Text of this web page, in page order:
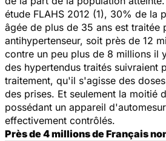
étude FLAHS 2012 (1), 30% de la
âgée de plus de 35 ans est traitée
antihypertenseur, soit près de 12
contre un peu plus de 8 millions il
des hypertendus traités suivraient
traitement, qu'il s'agisse des
des prises. Et seulement la moitié
possédant un appareil
effectivement contrôlés.
Près de 4 millions de Français